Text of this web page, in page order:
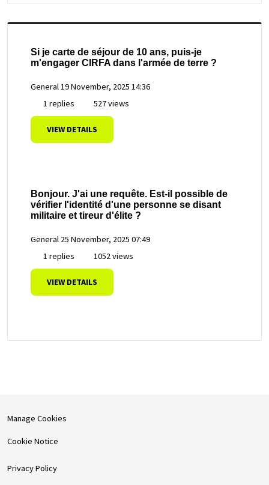
Si je carte de séjour de 10 ans, puis-je
m'engager CIRFA dans l'armée de terre ?
General19 November, 2025 14:36
1 replies
527 views
VIEW DETAILS
Bonjour. J'ai une requête. Est-il possible de
vérifier l'identité d'une personne se disant
militaire et tireur d'élite ?
General 25 November, 2025 07:49
1 replies
1052 views
VIEW DETAILS
Manage Cookies
Cookie Notice
Privacy Policy